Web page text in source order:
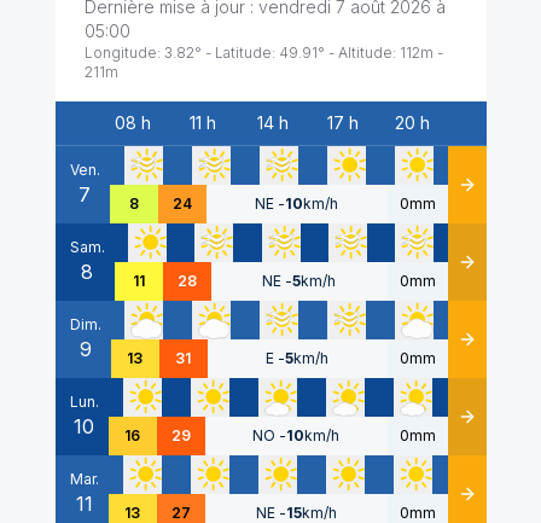
Dernière mise à jour : vendredi 7 août 2026 à
05:00
Longitude: 3.82° - Latitude: 49.91° - Altitude: 112m -
211m
Date
08 h 11 h 14 h 17 h 20 h
Ven.
7 8 24 NE -10km/h 0mm Détails
Sam.
8 11 28 NE -5km/h 0mm Détails
Dim.
9 13 31 E -5km/h 0mm Détails
Lun.
10 16 29 NO -10km/h 0mm Détails
Mar.
11 13 27 NE -15km/h 0mm Détails